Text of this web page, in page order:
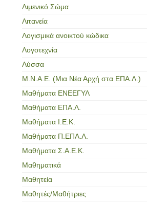
Λιμενικό Σώμα
Λιτανεία
Λογισμικά ανοικτού κώδικα
Λογοτεχνία
Λύσσα
Μ.Ν.Α.Ε. (Μια Νέα Αρχή στα ΕΠΑ.Λ.)
Μαθήματα ΕΝΕΕΓΥΛ
Μαθήματα ΕΠΑ.Λ.
Μαθήματα Ι.Ε.Κ.
Μαθήματα Π.ΕΠΑ.Λ.
Μαθήματα Σ.Α.Ε.Κ.
Μαθηματικά
Μαθητεία
Μαθητές/Μαθήτριες